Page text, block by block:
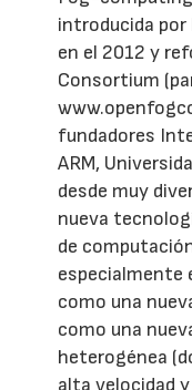
introducida
en el 2012 y
Consortium
fundadores
ARM,
desde muy
nueva
de
especialmente
como una
como una
heterogénea